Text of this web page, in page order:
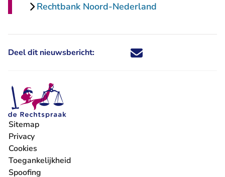
Rechtbank Noord-Nederland
Deel dit nieuwsbericht: Deel dit nieuwsbericht via X -
Deel dit nieuwsbericht via
Deel dit nieuwsbericht
Deel dit
Sitemap
Privacy
Cookies
Toegankelijkheid
Spoofing